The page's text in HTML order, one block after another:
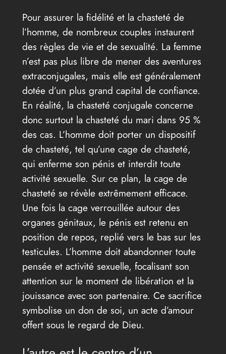
Pour assurer la fidélité et la chasteté de
l’homme, de nombreux couples instaurent
des règles de vie et de sexualité. La femme
n’est pas plus libre de mener des aventures
extraconjugales, mais elle est généralement
dotée d’un plus grand capital de confiance.
En réalité, la chasteté conjugale concerne
donc surtout la chasteté du mari dans 95 %
des cas. L’homme doit porter un dispositif
de chasteté, tel qu’une cage de chasteté,
qui enferme son pénis et interdit toute
activité sexuelle. Sur ce plan, la cage de
chasteté se révèle extrêmement efficace.
Une fois la cage verrouillée autour des
organes génitaux, le pénis est retenu en
position de repos, replié vers le bas sur les
testicules. L’homme doit abandonner toute
pensée et activité sexuelle, focalisant son
attention sur le moment de libération et la
jouissance avec son partenaire. Ce sacrifice
symbolise un don de soi, un acte d’amour
offert sous le regard de Dieu.